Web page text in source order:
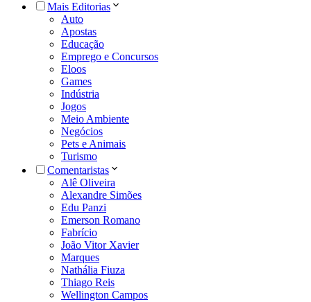
Mais Editorias
Auto
Apostas
Educação
Emprego e Concursos
Eloos
Games
Indústria
Jogos
Meio Ambiente
Negócios
Pets e Animais
Turismo
Comentaristas
Alê Oliveira
Alexandre Simões
Edu Panzi
Emerson Romano
Fabrício
João Vitor Xavier
Marques
Nathália Fiuza
Thiago Reis
Wellington Campos